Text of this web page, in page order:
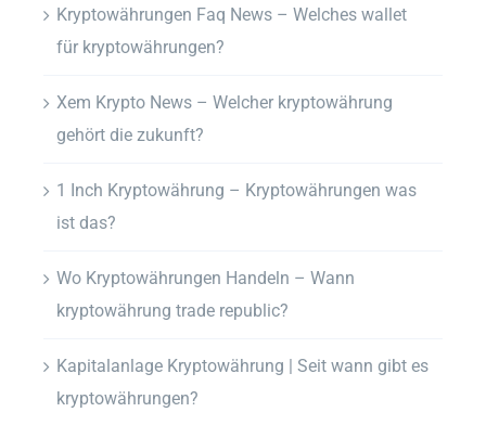
Kryptowährungen Faq News – Welches wallet
für kryptowährungen?
Xem Krypto News – Welcher kryptowährung
gehört die zukunft?
1 Inch Kryptowährung – Kryptowährungen was
ist das?
Wo Kryptowährungen Handeln – Wann
kryptowährung trade republic?
Kapitalanlage Kryptowährung | Seit wann gibt es
kryptowährungen?